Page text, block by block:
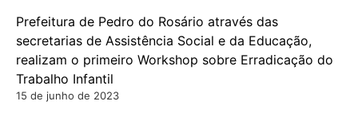
Prefeitura de Pedro do Rosário através das
secretarias de Assistência Social e da Educação,
realizam o primeiro Workshop sobre Erradicação do
Trabalho Infantil
15 de junho de 2023